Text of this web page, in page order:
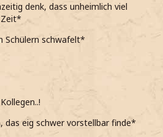
denk, dass unheimlich viel
Schülern schwafelt*
das eig schwer vorstellbar finde*